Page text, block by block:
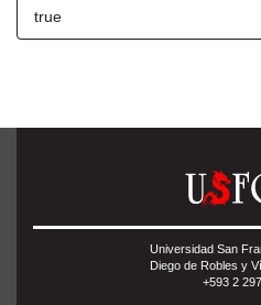
true
Universidad San
Diego de Robles y
+593 2